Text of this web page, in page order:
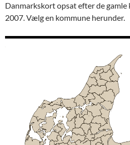
Danmarkskort opsat efter de
2007. Vælg en kommune herunder.